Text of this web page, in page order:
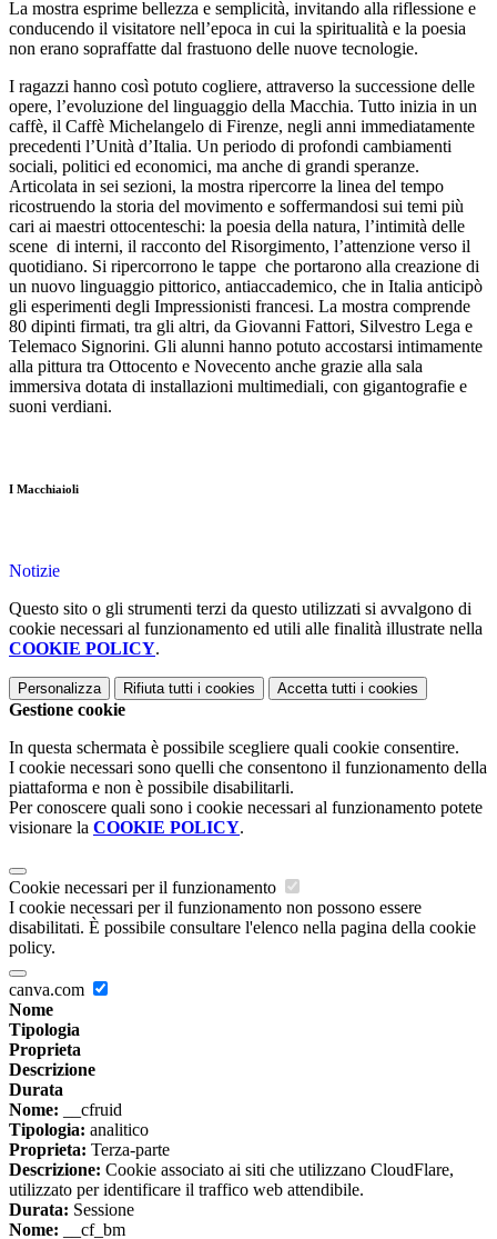
La mostra esprime bellezza e semplicità, invitando alla riflessione e
conducendo il visitatore nell’epoca in cui la spiritualità e la poesia
non erano sopraffatte dal frastuono delle nuove tecnologie.
I ragazzi hanno così potuto cogliere, attraverso la successione delle
opere, l’evoluzione del linguaggio della Macchia. Tutto inizia in un
caffè, il Caffè Michelangelo di Firenze, negli anni immediatamente
precedenti l’Unità d’Italia. Un periodo di profondi cambiamenti
sociali, politici ed economici, ma anche di grandi speranze.
Articolata in sei sezioni, la mostra ripercorre la linea del tempo
ricostruendo la storia del movimento e soffermandosi sui temi più
cari ai maestri ottocenteschi: la poesia della natura, l’intimità delle
scene di interni, il racconto del Risorgimento, l’attenzione verso il
quotidiano. Si ripercorrono le tappe che portarono alla creazione di
un nuovo linguaggio pittorico, antiaccademico, che in Italia anticipò
gli esperimenti degli Impressionisti francesi. La mostra comprende
80 dipinti firmati, tra gli altri, da Giovanni Fattori, Silvestro Lega e
Telemaco Signorini. Gli alunni hanno potuto accostarsi intimamente
alla pittura tra Ottocento e Novecento anche grazie alla sala
immersiva dotata di installazioni multimediali, con gigantografie e
suoni verdiani.
I Macchiaioli
Notizie
Questo sito o gli strumenti terzi da questo utilizzati si avvalgono di
cookie necessari al funzionamento ed utili alle finalità illustrate nella
COOKIE POLICY.
Personalizza Rifiuta tutti i cookies Accetta tutti i cookies
Gestione cookie
In questa schermata è possibile scegliere quali cookie consentire.
I cookie necessari sono quelli che consentono il funzionamento della
piattaforma e non è possibile disabilitarli.
Per conoscere quali sono i cookie necessari al funzionamento potete
visionare la COOKIE POLICY.
Cookie necessari per il funzionamento
I cookie necessari per il funzionamento non possono essere
disabilitati. È possibile consultare l'elenco nella pagina della cookie
policy.
canva.com
Nome
Tipologia
Proprieta
Descrizione
Durata
Nome: __cfruid
Tipologia: analitico
Proprieta: Terza-parte
Descrizione: Cookie associato ai siti che utilizzano CloudFlare,
utilizzato per identificare il traffico web attendibile.
Durata: Sessione
Nome: __cf_bm